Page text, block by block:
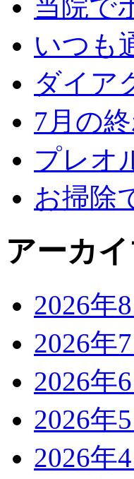
当院で
いつも
ダイア
7月の
プレオ
お掃除
アーカ
2026年8
2026年7
2026年6
2026年5
2026年4